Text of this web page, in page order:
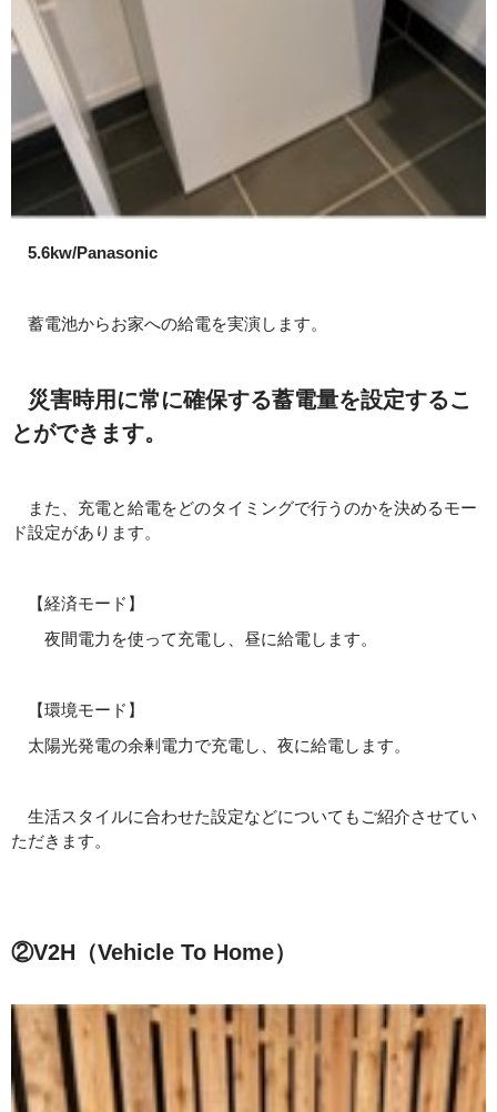
5.6kw/Panasonic
蓄電池からお家への給電を実演します。
災害時用に常に確保する蓄電量を設定するこ
とができます。
また、充電と給電をどのタイミングで行うのかを決めるモー
ド設定があります。
【経済モード】
夜間電力を使って充電し、昼に給電します。
【環境モード】
太陽光発電の余剰電力で充電し、夜に給電します。
生活スタイルに合わせた設定などについてもご紹介させてい
ただきます。
②V2H （Vehicle To Home）